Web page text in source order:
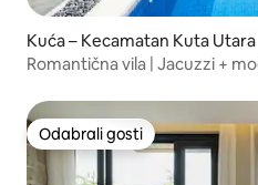
Kuća – Kecamatan Kuta Utara
Romantična vila | Jacuzzi +
Odabrali gosti
Odabrali gosti